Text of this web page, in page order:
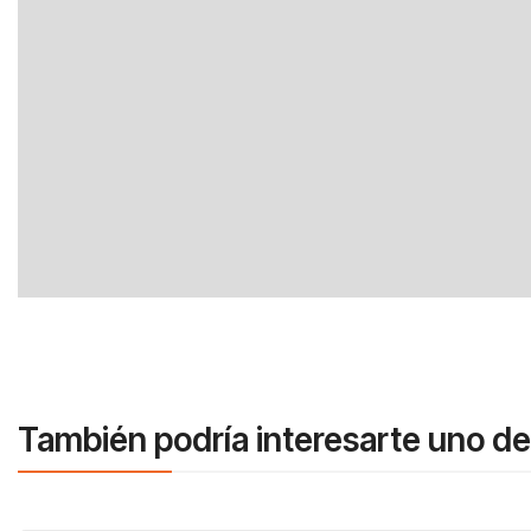
También podría interesarte uno